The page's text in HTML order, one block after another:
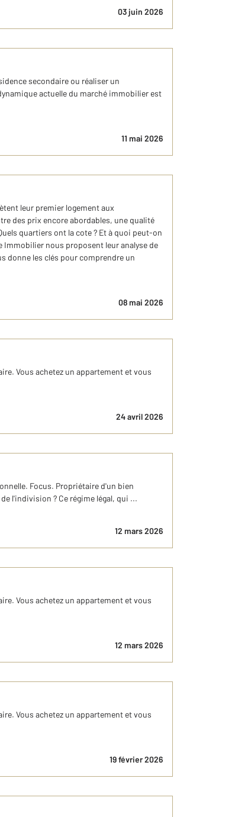
03 juin 2026
secondaire ou réaliser un
actuelle du marché immobilier est
11 mai 2026
leur premier logement aux
des prix encore abordables, une qualité
quartiers ont la cote ? Et à quoi peut-on
Immobilier nous proposent leur analyse de
donne les clés pour comprendre un
08 mai 2026
Vous achetez un appartement et vous
24 avril 2026
Focus. Propriétaire d'un bien
l'indivision ? Ce régime légal, qui ...
12 mars 2026
Vous achetez un appartement et vous
12 mars 2026
Vous achetez un appartement et vous
19 février 2026